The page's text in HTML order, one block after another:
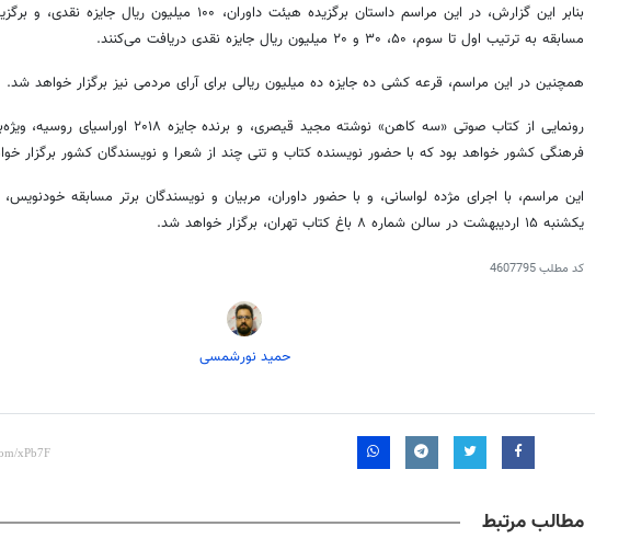
بنابر
این گزارش، در این مراسم داستان برگزیده هیئت داوران، ۱۰۰ میلیون
مسابقه به ترتیب اول تا سوم، ۵۰، ۳۰ و ۲۰ میلیون ریال جایزه نقدی دریافت می‌کنند.
همچنین در این مراسم، قرعه کشی ده جایزه ده میلیون ریالی برای آرای مردمی نیز برگزار خواهد شد.
رونمایی از کتاب صوتی «سه کاهن
» نوشته مجید قیصری، و برنده جایزه ۲۰۱۸
فرهنگی کشور خواهد بود که با حضور نویسنده کتاب و تنی چند از شعرا و نویسندگان کشور برگزار
یکشنبه ۱۵ اردیبهشت در سالن شماره ۸ باغ کتاب تهران، برگزار خواهد شد.
کد مطلب4607795
حمید نورشمسی
مطالب مرتبط